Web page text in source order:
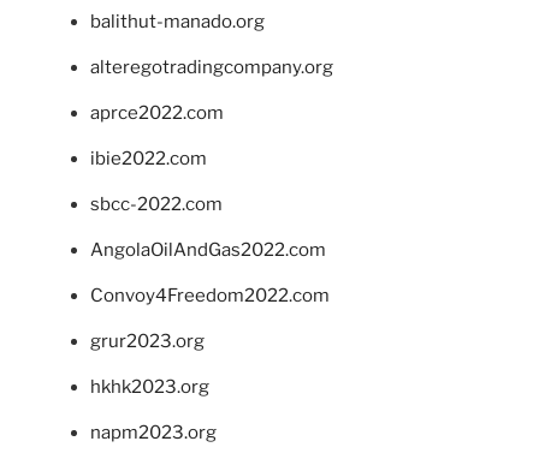
balithut-manado.org
alteregotradingcompany.org
aprce2022.com
ibie2022.com
sbcc-2022.com
AngolaOilAndGas2022.com
Convoy4Freedom2022.com
grur2023.org
hkhk2023.org
napm2023.org